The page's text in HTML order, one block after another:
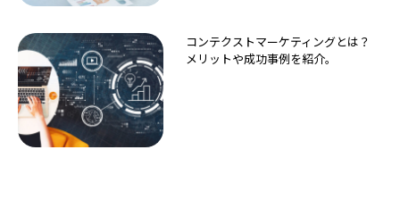
コンテクストマーケティングとは？
メリットや成功事例を紹介。